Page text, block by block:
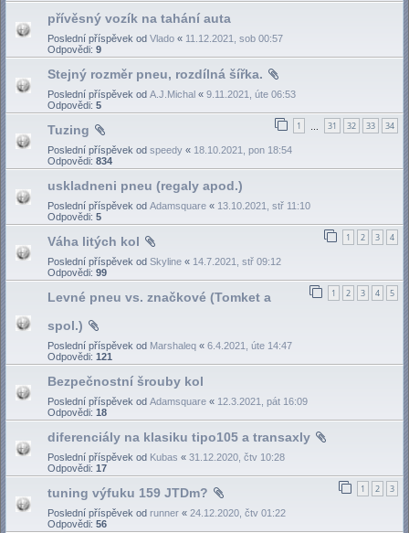
přívěsný vozík na tahání auta
Poslední příspěvek od Vlado « 11.12.2021, sob 00:57
Odpovědi: 9
Stejný rozměr pneu, rozdílná šířka.
Poslední příspěvek od A.J.Michal « 9.11.2021, úte 06:53
Odpovědi: 5
1 31 32 33 34
Tuzing
Poslední příspěvek od speedy « 18.10.2021, pon 18:54
Odpovědi: 834
uskladneni pneu (regaly apod.)
Poslední příspěvek od Adamsquare « 13.10.2021, stř 11:10
Odpovědi: 5
1 2 3 4
Váha litých kol
Poslední příspěvek od Skyline « 14.7.2021, stř 09:12
Odpovědi: 99
1 2 3 4 5
Levné pneu vs. značkové (Tomket a
spol.)
Poslední příspěvek od Marshaleq « 6.4.2021, úte 14:47
Odpovědi: 121
Bezpečnostní šrouby kol
Poslední příspěvek od Adamsquare « 12.3.2021, pát 16:09
Odpovědi: 18
diferenciály na klasiku tipo105 a transaxly
Poslední příspěvek od Kubas « 31.12.2020, čtv 10:28
Odpovědi: 17
1 2 3
tuning výfuku 159 JTDm?
Poslední příspěvek od runner « 24.12.2020, čtv 01:22
Odpovědi: 56